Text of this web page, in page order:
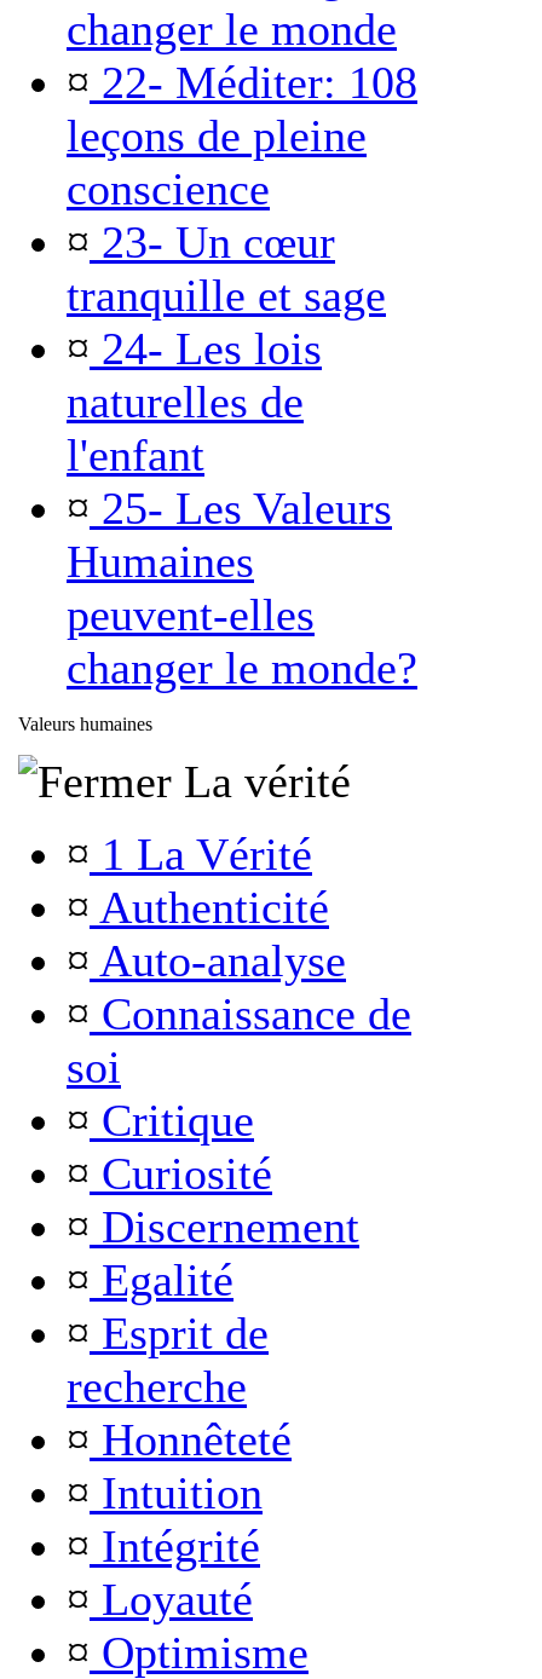
changer le monde
¤ 22- Méditer: 108
leçons de pleine
conscience
¤ 23- Un cœur
tranquille et sage
¤ 24- Les lois
naturelles de
l'enfant
¤ 25- Les Valeurs
Humaines
peuvent-elles
changer le monde?
Valeurs humaines
La vérité
¤ 1 La Vérité
¤ Authenticité
¤ Auto-analyse
¤ Connaissance de
soi
¤ Critique
¤ Curiosité
¤ Discernement
¤ Egalité
¤ Esprit de
recherche
¤ Honnêteté
¤ Intuition
¤ Intégrité
¤ Loyauté
¤ Optimisme